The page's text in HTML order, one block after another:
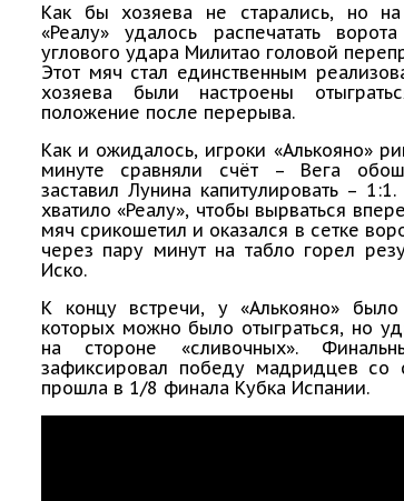
Как бы хозяева не старались, но
«Реалу» удалось распечатать
углового удара Милитао головой
Этот мяч стал единственным
хозяева были настроены
положение после перерыва.
Как и ожидалось, игроки «Алькояно»
минуте сравняли счёт – Вега
заставил Лунина капитулировать –
хватило «Реалу», чтобы вырваться
мяч срикошетил и оказался в сетке
через пару минут на табло горел
Иско.
К концу встречи, у «Алькояно»
которых можно было отыграться, но
на стороне «сливочных».
зафиксировал победу мадридцев со
прошла в 1/8 финала Кубка Испании.